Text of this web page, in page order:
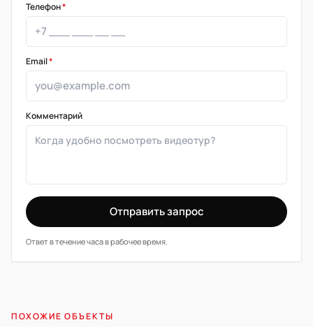
Телефон*
Email*
Комментарий
Отправить запрос
Ответ в течение часа в рабочее время.
ПОХОЖИЕ ОБЪЕКТЫ